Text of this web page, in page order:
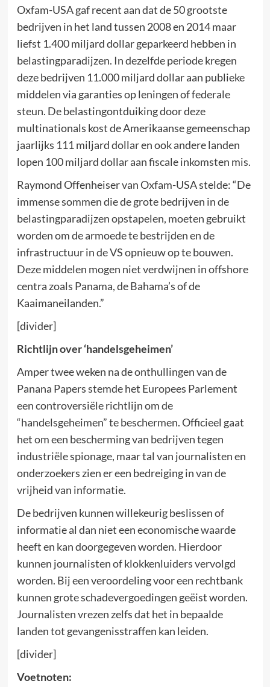
Oxfam-USA gaf recent aan dat de 50 grootste
bedrijven in het land tussen 2008 en 2014 maar
liefst 1.400 miljard dollar geparkeerd hebben in
belastingparadijzen. In dezelfde periode kregen
deze bedrijven 11.000 miljard dollar aan publieke
middelen via garanties op leningen of federale
steun. De belastingontduiking door deze
multinationals kost de Amerikaanse gemeenschap
jaarlijks 111 miljard dollar en ook andere landen
lopen 100 miljard dollar aan fiscale inkomsten mis.
Raymond Offenheiser van Oxfam-USA stelde: “De
immense sommen die de grote bedrijven in de
belastingparadijzen opstapelen, moeten gebruikt
worden om de armoede te bestrijden en de
infrastructuur in de VS opnieuw op te bouwen.
Deze middelen mogen niet verdwijnen in offshore
centra zoals Panama, de Bahama’s of de
Kaaimaneilanden.”
[divider]
Richtlijn over ‘handelsgeheimen’
Amper twee weken na de onthullingen van de
Panana Papers stemde het Europees Parlement
een controversiële richtlijn om de
“handelsgeheimen” te beschermen. Officieel gaat
het om een bescherming van bedrijven tegen
industriële spionage, maar tal van journalisten en
onderzoekers zien er een bedreiging in van de
vrijheid van informatie.
De bedrijven kunnen willekeurig beslissen of
informatie al dan niet een economische waarde
heeft en kan doorgegeven worden. Hierdoor
kunnen journalisten of klokkenluiders vervolgd
worden. Bij een veroordeling voor een rechtbank
kunnen grote schadevergoedingen geëist worden.
Journalisten vrezen zelfs dat het in bepaalde
landen tot gevangenisstraffen kan leiden.
[divider]
Voetnoten: